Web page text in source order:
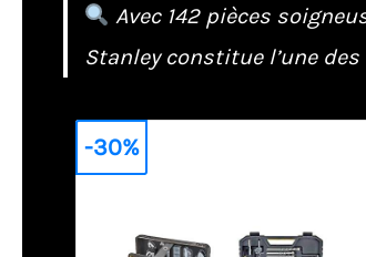
Avec 142 pièces
Stanley constitue l’une
-30%